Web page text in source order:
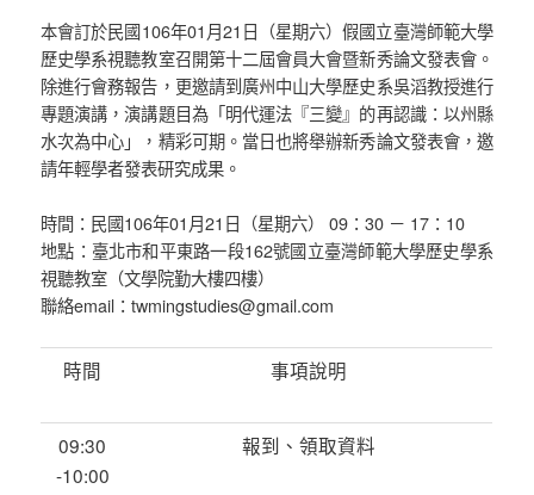
本會訂於民國106年01月21日（星期六）假國立臺灣師範大學
歷史學系視聽教室召開第十二屆會員大會暨新秀論文發表會。
除進行會務報告，更邀請到廣州中山大學歷史系吳滔教授進行
專題演講，演講題目為「明代運法『三變』的再認識：以州縣
水次為中心」，精彩可期。當日也將舉辦新秀論文發表會，邀
請年輕學者發表研究成果。
時間：民國106年01月21日（星期六） 09：30 － 17：10
地點：臺北市和平東路一段162號國立臺灣師範大學歷史學系
視聽教室（文學院勤大樓四樓）
聯絡email：twmingstudies@gmail.com
時間 事項說明
09:30
-10:00
報到、領取資料